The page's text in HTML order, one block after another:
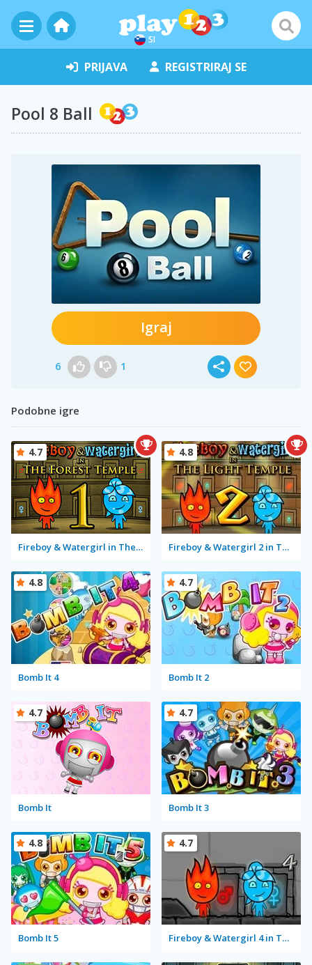
SI
PRIJAVA REGISTRIRAJ SE
Pool 8 Ball
Igraj
6 1
Podobne igre
Fireboy & Watergirl in The Forest Temple
4.7
Fireboy & Watergirl 2 in The Light Temple
4.8
Bomb It 4
4.8
Bomb It 2
4.7
Bomb It
4.7
Bomb It 3
4.7
Bomb It 5
4.8
Fireboy & Watergirl 4 in The Crystal Temple
4.7